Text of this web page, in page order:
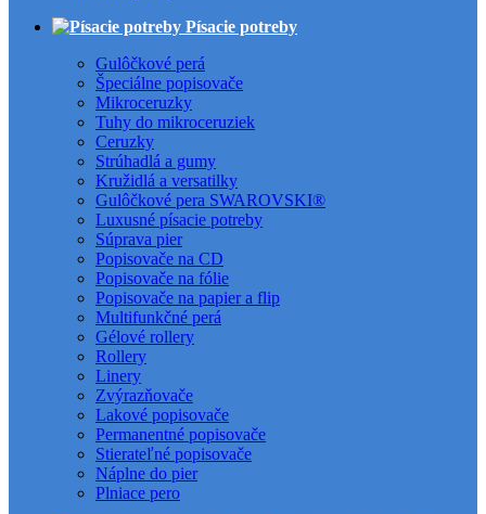
Písacie potreby
Gulôčkové perá
Špeciálne popisovače
Mikroceruzky
Tuhy do mikroceruziek
Ceruzky
Strúhadlá a gumy
Kružidlá a versatilky
Gulôčkové pera SWAROVSKI®
Luxusné písacie potreby
Súprava pier
Popisovače na CD
Popisovače na fólie
Popisovače na papier a flip
Multifunkčné perá
Gélové rollery
Rollery
Linery
Zvýrazňovače
Lakové popisovače
Permanentné popisovače
Stierateľné popisovače
Náplne do pier
Plniace pero